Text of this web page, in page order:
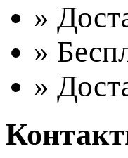
»
»
»